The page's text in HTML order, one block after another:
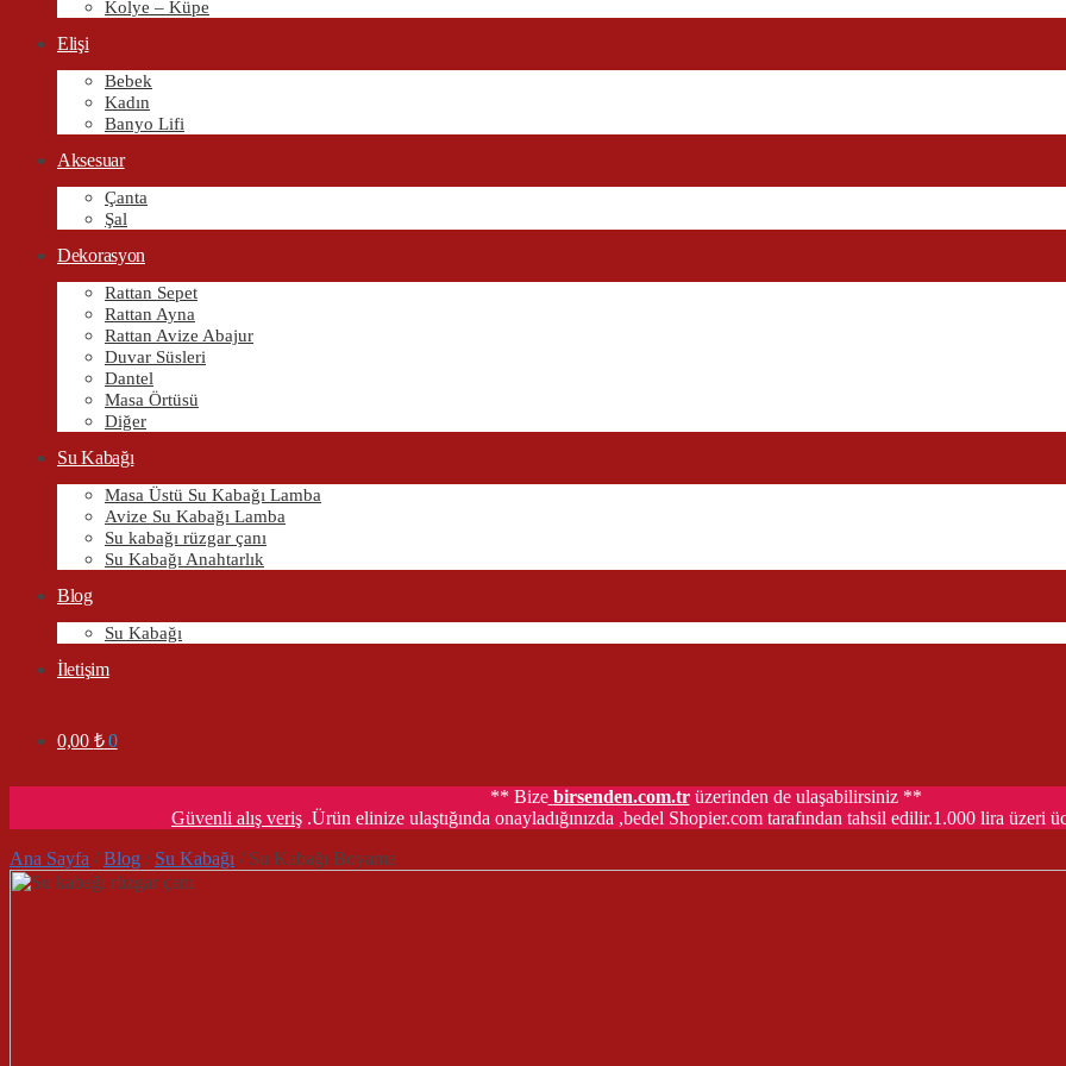
Kolye – Küpe
Elişi
Bebek
Kadın
Banyo Lifi
Aksesuar
Çanta
Şal
Dekorasyon
Rattan Sepet
Rattan Ayna
Rattan Avize Abajur
Duvar Süsleri
Dantel
Masa Örtüsü
Diğer
Su Kabağı
Masa Üstü Su Kabağı Lamba
Avize Su Kabağı Lamba
Su kabağı rüzgar çanı
Su Kabağı Anahtarlık
Blog
Su Kabağı
İletişim
0,00 ₺ 0
** Bize birsenden.com.trüzerinden de ulaşabilirsiniz **
Güvenli alış veriş .Ürün elinize ulaştığında onayladığınızda ,bedel Shopier.com tarafından tahsil edilir.1.000 lira üzeri
Ana Sayfa /Blog / Su Kabağı / Su Kabağı Boyama